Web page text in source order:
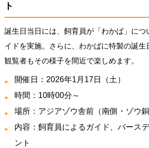
ト
誕生日当日には、飼育員が「わかば」につ
イドを実施。さらに、わかばに特製の誕生
観覧者もその様子を間近で楽しめます。
開催日：2026年1月17日（土）
時間：10時00分～
場所：アジアゾウ舎前（南側・ゾウ銅
内容：飼育員によるガイド、バース
ント